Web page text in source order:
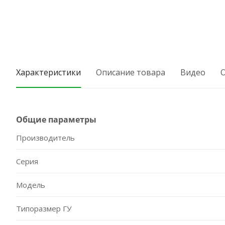
Характеристики Описание товара Видео
Общие параметры
Производитель
Серия
Модель
Типоразмер ГУ